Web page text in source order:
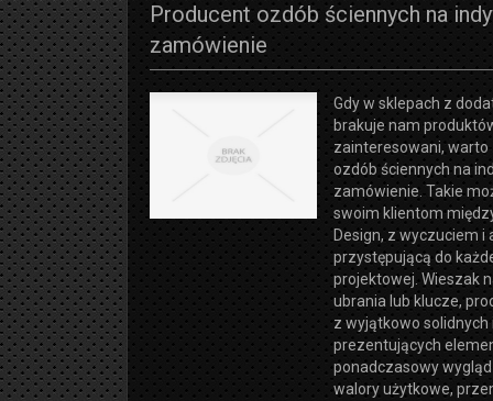
Producent ozdób ściennych na
zamówienie
Gdy w sklepach z
brakuje nam
zainteresowani, warto
ozdób ściennych na
zamówienie. Takie
swoim klientom
Design, z wyczuciem i
przystępującą do
projektowej. Wieszak
ubrania lub klucze,
z wyjątkowo
prezentujących
ponadczasowy
walory użytkowe,